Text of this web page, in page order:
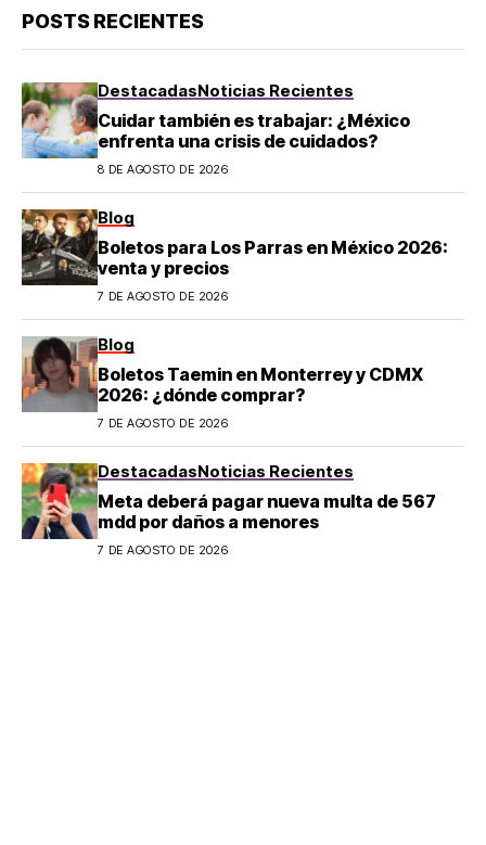
POSTS RECIENTES
DestacadasNoticias Recientes
Cuidar también es trabajar: ¿México
enfrenta una crisis de cuidados?
8 DE AGOSTO DE 2026
Blog
Boletos para Los Parras en México 2026:
venta y precios
7 DE AGOSTO DE 2026
Blog
Boletos Taemin en Monterrey y CDMX
2026: ¿dónde comprar?
7 DE AGOSTO DE 2026
DestacadasNoticias Recientes
Meta deberá pagar nueva multa de 567
mdd por daños a menores
7 DE AGOSTO DE 2026